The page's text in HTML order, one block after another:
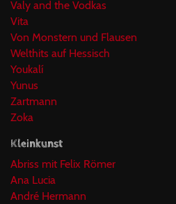
Valy and the Vodkas
Vita
Von Monstern und Flausen
Welthits auf Hessisch
Youkalí
Yunus
Zartmann
Zoka
Kleinkunst
Abriss mit Felix Römer
Ana Lucia
André Hermann